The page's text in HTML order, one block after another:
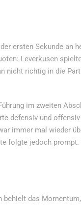
ersten Sekunde an
Leverkusen
nicht richtig in die
im zweiten
defensiv und
immer mal wieder
folgte jedoch prompt.
das